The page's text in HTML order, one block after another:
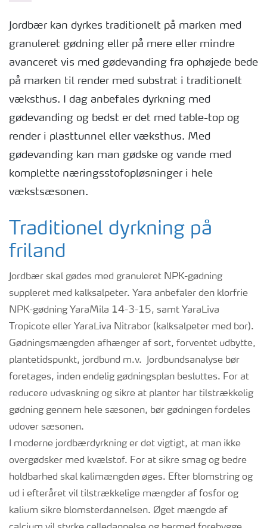
Jordbær kan dyrkes traditionelt på marken med
granuleret gødning eller på mere eller mindre
avanceret vis med gødevanding fra ophøjede bede
på marken til render med substrat i traditionelt
væksthus. I dag anbefales dyrkning med
gødevanding og bedst er det med table-top og
render i plasttunnel eller væksthus. Med
gødevanding kan man gødske og vande med
komplette næringsstofopløsninger i hele
vækstsæsonen.
Traditionel dyrkning på
friland
Jordbær skal gødes med granuleret NPK-gødning
suppleret med kalksalpeter. Yara anbefaler den klorfrie
NPK-gødning YaraMila 14-3-15, samt YaraLiva
Tropicote eller YaraLiva Nitrabor (kalksalpeter med bor).
Gødningsmængden afhænger af sort, forventet udbytte,
plantetidspunkt, jordbund m.v. Jordbundsanalyse bør
foretages, inden endelig gødningsplan besluttes. For at
reducere udvaskning og sikre at planter har tilstrækkelig
gødning gennem hele sæsonen, bør gødningen fordeles
udover sæsonen.
I moderne jordbærdyrkning er det vigtigt, at man ikke
overgødsker med kvælstof. For at sikre smag og bedre
holdbarhed skal kalimængden øges. Efter blomstring og
ud i efteråret vil tilstrækkelige mængder af fosfor og
kalium sikre blomsterdannelsen. Øget mængde af